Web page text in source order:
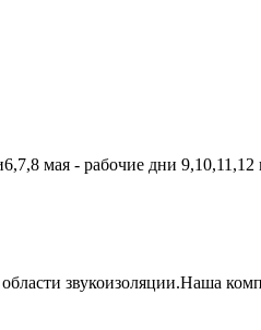
мая - рабочие дни
звукоизоляции.Наша